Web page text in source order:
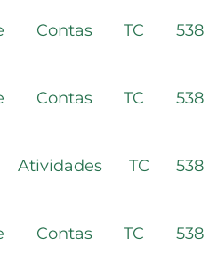
Contas TC 538
Contas TC 538
Atividades TC 538
Contas TC 538